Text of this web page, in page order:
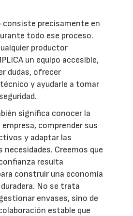
precisamente en
todo ese proceso.
productor
un equipo accesible,
dudas, ofrecer
y ayudarle a tomar
significa conocer la
empresa, comprender sus
y adaptar las
necesidades. Creemos que
resulta
construir una economía
No se trata
envases, sino de
estable que